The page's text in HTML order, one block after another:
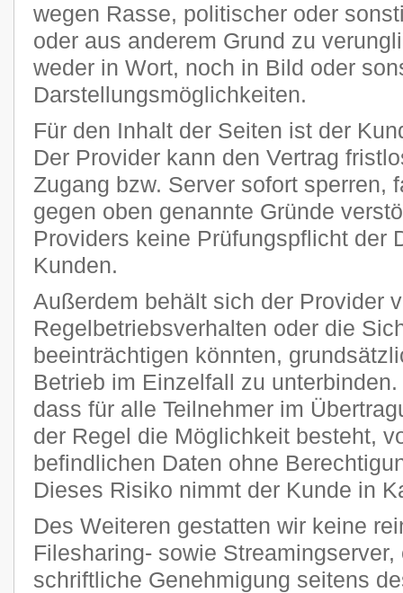
wegen Rasse, politischer oder
oder aus anderem Grund zu
weder in Wort, noch in Bild oder
Darstellungsmöglichkeiten.
Für den Inhalt der Seiten ist der
Der Provider kann den Vertrag
Zugang bzw. Server sofort sperren,
gegen oben genannte Gründe
Providers keine Prüfungspflicht der
Kunden.
Außerdem behält sich der Provider
Regelbetriebsverhalten oder die
beeinträchtigen könnten,
Betrieb im Einzelfall zu
dass für alle Teilnehmer im
der Regel die Möglichkeit besteht,
befindlichen Daten ohne
Dieses Risiko nimmt der Kunde in
Des Weiteren gestatten wir keine
Filesharing- sowie
schriftliche Genehmigung seitens